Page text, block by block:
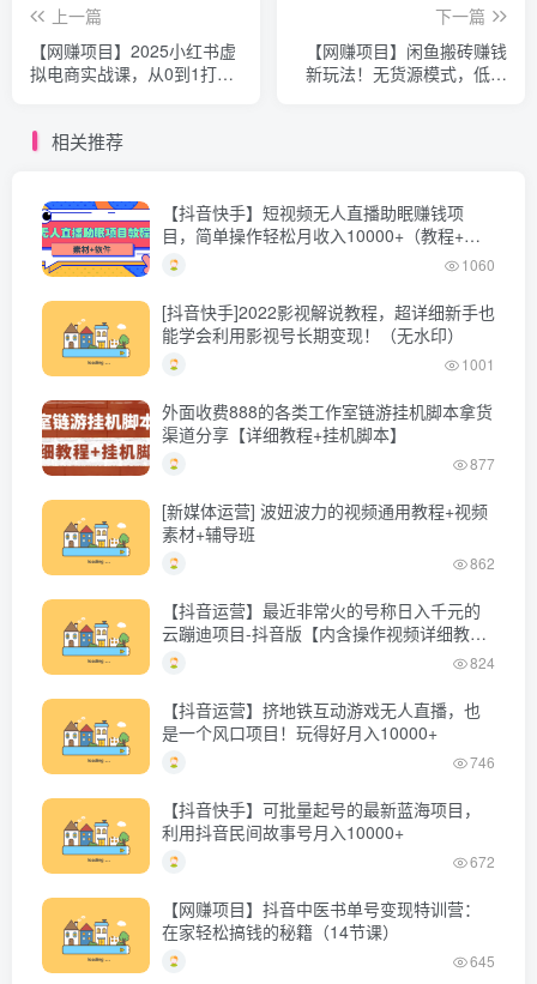
上一篇
【网赚项目】2025小红书虚
拟电商实战课，从0到1打造
下一篇
【网赚项目】闲鱼搬砖赚钱
新玩法！无货源模式，低门
相关推荐
【抖音快手】短视频无人直播助眠赚钱项
目，简单操作轻松月收入10000+（教程+素
材+软件）
1060
[抖音快手]2022影视解说教程，超详细新手也
能学会利用影视号长期变现！（无水印）
1001
外面收费888的各类工作室链游挂机脚本拿货
渠道分享【详细教程+挂机脚本】
877
[新媒体运营] 波妞波力的视频通用教程+视频
素材+辅导班
862
【抖音运营】最近非常火的号称日入千元的
云蹦迪项目-抖音版【内含操作视频详细教
程】
824
【抖音运营】挤地铁互动游戏无人直播，也
是一个风口项目！玩得好月入10000+
746
【抖音快手】可批量起号的最新蓝海项目，
利用抖音民间故事号月入10000+
672
【网赚项目】抖音中医书单号变现特训营：
在家轻松搞钱的秘籍（14节课）
645